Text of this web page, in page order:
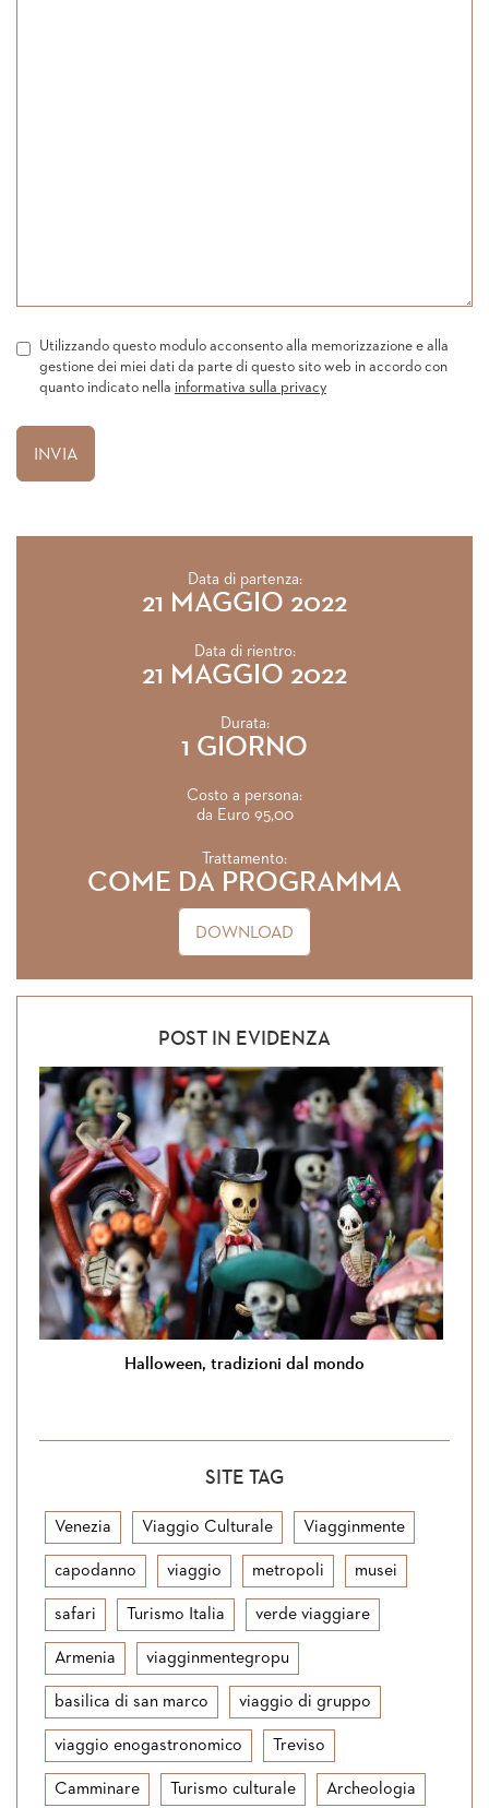
Utilizzando questo modulo acconsento alla memorizzazione e alla
gestione dei miei dati da parte di questo sito web in accordo con
quanto indicato nella informativa sulla privacy
Data di partenza:
21 MAGGIO 2022
Data di rientro:
21 MAGGIO 2022
Durata:
1 GIORNO
Costo a persona:
da Euro 95,00
Trattamento:
COME DA PROGRAMMA
DOWNLOAD
POST IN EVIDENZA
Halloween, tradizioni dal mondo
SITE TAG
Venezia Viaggio Culturale Viagginmente
capodanno viaggio metropoli musei
safari Turismo Italia verde viaggiare
Armenia viagginmentegropu
basilica di san marco viaggio di gruppo
viaggio enogastronomico Treviso
Camminare Turismo culturale Archeologia